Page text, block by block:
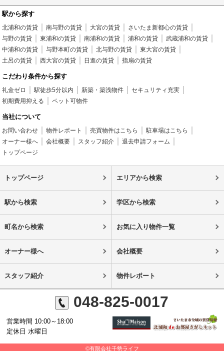
駅から探す
北浦和の賃貸 南与野の賃貸 大宮の賃貸
さいたま新都心の賃貸
与野の賃貸
東浦和の賃貸 南浦和の賃貸 浦和の賃貸
武蔵浦和の賃貸
中浦和の賃貸
与野本町の賃貸 北与野の賃貸
東大宮の賃貸
土呂の賃貸
西大宮の賃貸 日進の賃貸 指扇の賃貸
こだわり条件から探す
礼金ゼロ 駅徒歩5分以内 新築・築浅物件
セキュリティ充実
初期費用抑える
ペット可物件
当社について
お問い合わせ 物件レポート 売買物件はこちら
駐車場はこちら
オーナー様へ
会社概要 スタッフ紹介
退去申請フォーム
トップページ
トップページ エリアから検索
駅から検索 学区から検索
町名から検索 お気に入り物件一覧
オーナー様へ 会社概要
スタッフ紹介 物件レポート
048-825-0017
営業時間 10:00～18:00
定休日 水曜日
©有限会社千勢ライフ